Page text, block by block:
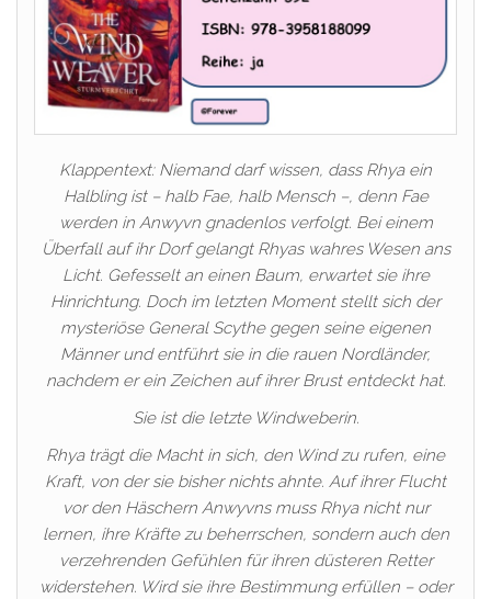
Klappentext: Niemand darf wissen, dass Rhya ein
Halbling ist – halb Fae, halb Mensch –, denn Fae
werden in Anwyvn gnadenlos verfolgt. Bei einem
Überfall auf ihr Dorf gelangt Rhyas wahres Wesen ans
Licht. Gefesselt an einen Baum, erwartet sie ihre
Hinrichtung. Doch im letzten Moment stellt sich der
mysteriöse General Scythe gegen seine eigenen
Männer und entführt sie in die rauen Nordländer,
nachdem er ein Zeichen auf ihrer Brust entdeckt hat.
Sie ist die letzte Windweberin.
Rhya trägt die Macht in sich, den Wind zu rufen, eine
Kraft, von der sie bisher nichts ahnte. Auf ihrer Flucht
vor den Häschern Anwyvns muss Rhya nicht nur
lernen, ihre Kräfte zu beherrschen, sondern auch den
verzehrenden Gefühlen für ihren düsteren Retter
widerstehen. Wird sie ihre Bestimmung erfüllen – oder